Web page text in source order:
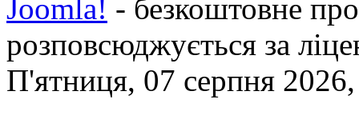
Joomla! - безкоштовне
розповсюджується за
П'ятниця, 07 серпня